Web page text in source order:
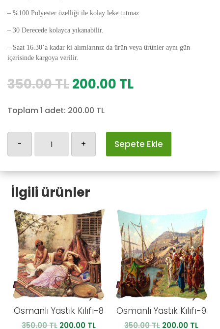
– %100 Polyester özelliği ile kolay leke tutmaz.
– 30 Derecede kolayca yıkanabilir.
– Saat 16.30’a kadar ki alımlarınız da ürün veya ürünler aynı gün
içerisinde kargoya verilir.
350.00TLOrijinal
350.00 TL.
200.00 TLŞu
Toplam 1 adet: 200.00 TL
-
adet
+ Sepete Ekle
İlgili ürünler
Osmanlı Yastık Kılıfı-8
350.00TL Orijinal
200.00 TLŞu
Osmanlı Yastık Kılıfı-9
350.00TL Orijinal
200.00 TLŞu